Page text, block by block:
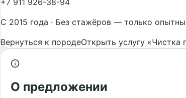
+7 911 926-38-94
С 2015 года · Без стажёров — только
Вернуться к породеОткрыть услугу «Чистка
О предложении